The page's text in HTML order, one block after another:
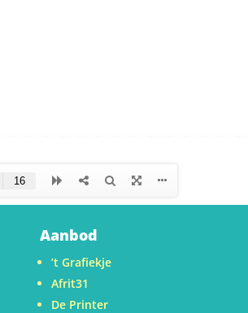
Aanbod
’t Grafiekje
Afrit31
De Printer